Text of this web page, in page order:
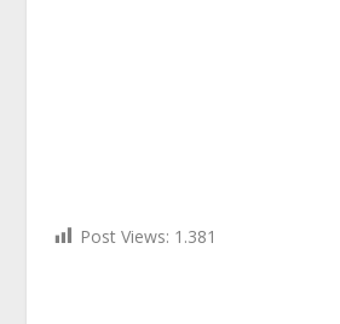
Post Views: 1.381